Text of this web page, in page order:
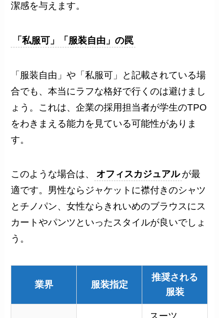
潔感を与えます。
「私服可」「服装自由」の罠
「服装自由」や「私服可」と記載されている場
合でも、本当にラフな格好で行くのは避けまし
ょう。これは、企業の採用担当者が学生のTPO
をわきまえる能力を見ている可能性がありま
す。
このような場合は、 オフィスカジュアル が最
適です。男性ならジャケットに襟付きのシャツ
とチノパン、女性ならきれいめのブラウスにス
カートやパンツといったスタイルが良いでしょ
う。
業界 服装指定
推奨される
服装
スーツ